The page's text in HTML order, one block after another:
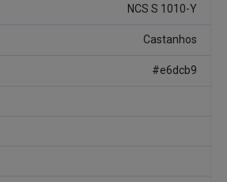
NCS S 1010-Y
Castanhos
#e6dcb9